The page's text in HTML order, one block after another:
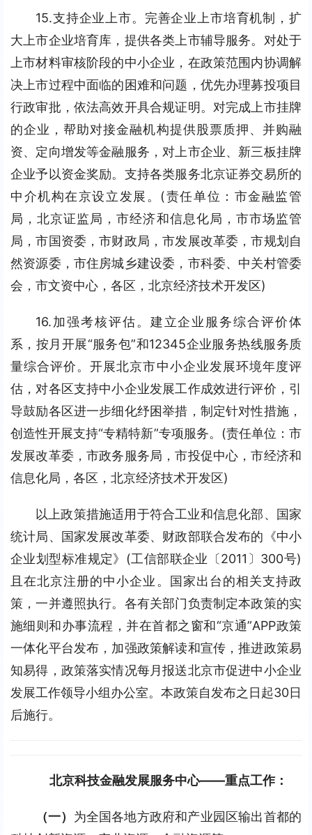
15.支持企业上市。完善企业上市培育机制，扩
大上市企业培育库，提供各类上市辅导服务。对处于
上市材料审核阶段的中小企业，在政策范围内协调解
决上市过程中面临的困难和问题，优先办理募投项目
行政审批，依法高效开具合规证明。对完成上市挂牌
的企业，帮助对接金融机构提供股票质押、并购融
资、定向增发等金融服务，对上市企业、新三板挂牌
企业予以资金奖励。支持各类服务北京证券交易所的
中介机构在京设立发展。(责任单位：市金融监管
局，北京证监局，市经济和信息化局，市市场监管
局，市国资委，市财政局，市发展改革委，市规划自
然资源委，市住房城乡建设委，市科委、中关村管委
会，市文资中心，各区，北京经济技术开发区)
16.加强考核评估。建立企业服务综合评价体
系，按月开展“服务包”和12345企业服务热线服务质
量综合评价。开展北京市中小企业发展环境年度评
估，对各区支持中小企业发展工作成效进行评价，引
导鼓励各区进一步细化纾困举措，制定针对性措施，
创造性开展支持“专精特新”专项服务。(责任单位：市
发展改革委，市政务服务局，市投促中心，市经济和
信息化局，各区，北京经济技术开发区)
以上政策措施适用于符合工业和信息化部、国家
统计局、国家发展改革委、财政部联合发布的《中小
企业划型标准规定》(工信部联企业〔2011〕300号)
且在北京注册的中小企业。国家出台的相关支持政
策，一并遵照执行。各有关部门负责制定本政策的实
施细则和办事流程，并在首都之窗和“京通”APP政策
一体化平台发布，加强政策解读和宣传，推进政策易
知易得，政策落实情况每月报送北京市促进中小企业
发展工作领导小组办公室。本政策自发布之日起30日
后施行。
北京科技金融发展服务中心——重点工作：
（一） 为全国各地方政府和产业园区输出首都的